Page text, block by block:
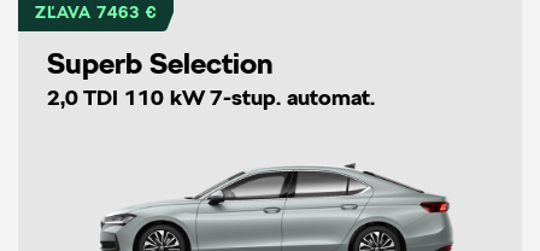
ZĽAVA 7463 €
Superb Selection
2,0 TDI 110 kW 7-stup. automat.